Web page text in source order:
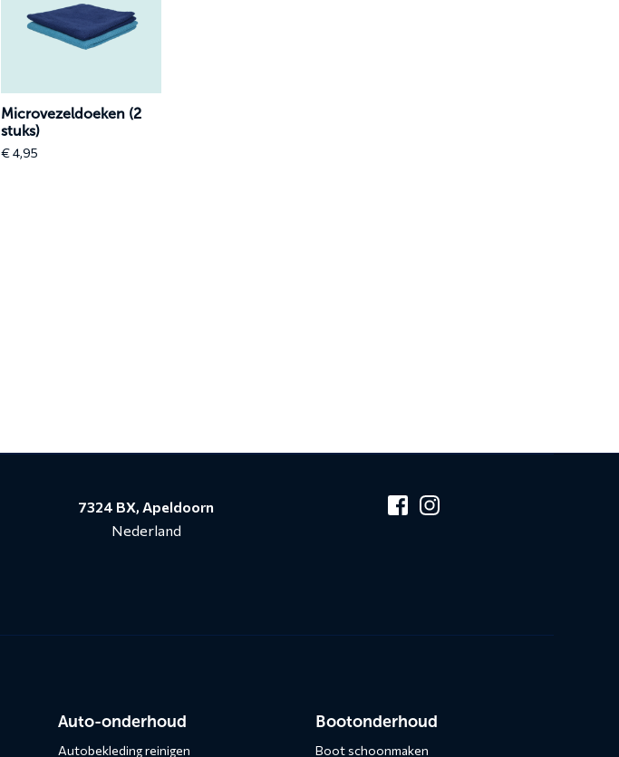
over
Microvezeldoeken
Microvezeldoeken (2
stuks)
€4,95
7324 BX, Apeldoorn
Nederland
Auto-onderhoud
Autobekleding reinigen
Bootonderhoud
Boot schoonmaken